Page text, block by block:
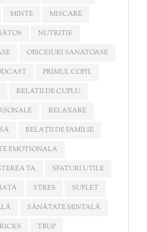
MINTE
MISCARE
NUTRITIE
OBICEIURI SANATOASE
PRIMUL COPIL
RELATII DE CUPLU
RELAXARE
RELAȚII DE FAMILIE
EMOTIONALA
TA
SFATURI UTILE
STRES
SUFLET
SĂNĂTATE MINTALĂ
TRUP